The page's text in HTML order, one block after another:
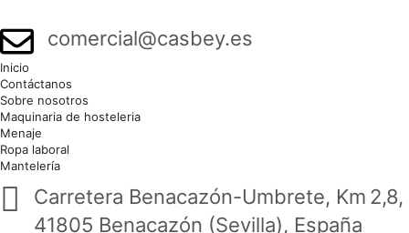
comercial@casbey.es
Inicio
Contáctanos
Sobre nosotros
Maquinaria de hosteleria
Menaje
Ropa laboral
Mantelería
Carretera Benacazón-Umbrete, Km 2,8,
41805 Benacazón (Sevilla), España